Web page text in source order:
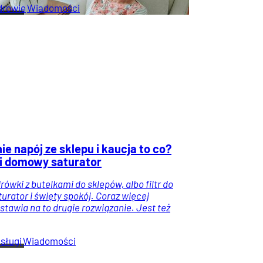
Wiadomości
napój ze sklepu i kaucja to co?
domowy saturator
z butelkami do sklepów, albo filtr do
i święty spokój. Coraz więcej
na to drugie rozwiązanie. Jest też
Wiadomości